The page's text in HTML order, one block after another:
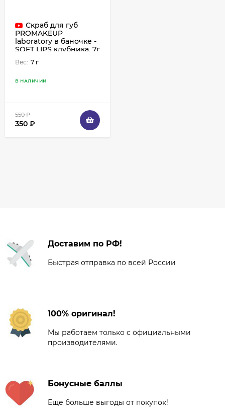
Скраб для губ
PROMAKEUP
laboratory в баночке -
SOFT LIPS клубника, 7г
Вес: 7 г
В НАЛИЧИИ
550₽
350 ₽
Доставим по РФ!
Быстрая отправка по всей России
100% оригинал!
Мы работаем только с официальными
производителями.
Бонусные баллы
Еще больше выгоды от покупок!